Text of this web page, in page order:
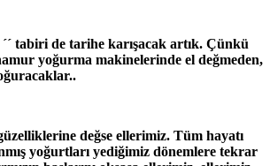
tabiri de tarihe karışacak artık. Çünkü
yoğurma makinelerinde el değmeden,
değse ellerimiz. Tüm hayatı
yoğurtları yediğimiz dönemlere tekrar